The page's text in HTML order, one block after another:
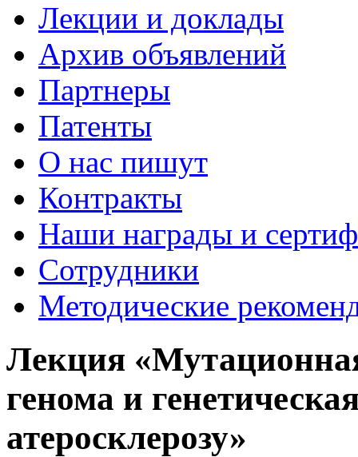
Лекции и доклады
Архив объявлений
Партнеры
Патенты
О нас пишут
Контракты
Наши награды и
Сотрудники
Методические
Лекция
генома и
атеросклерозу»